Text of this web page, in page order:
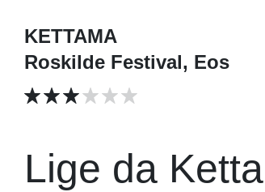
KETTAMA
Roskilde Festival, Eos
Lige da